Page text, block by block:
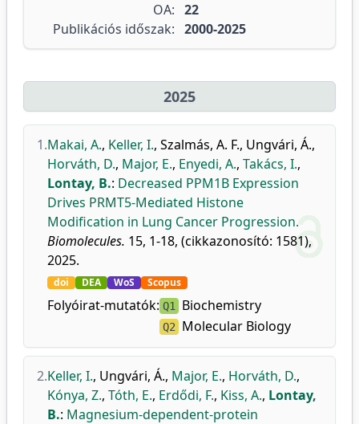
OA: 22
Publikációs időszak: 2000-2025
2025
1.Makai, A., Keller, I., Szalmás, A. F., Ungvári, Á.,
Horváth, D., Major, E., Enyedi, A., Takács, I.,
Lontay, B.: Decreased PPM1B Expression
Drives PRMT5-Mediated Histone
Modification in Lung Cancer Progression.
Biomolecules. 15, 1-18, (cikkazonosító: 1581),
2025.
doi DEA WoS Scopus
Folyóirat-mutatók: Q1 Biochemistry
Q2 Molecular Biology
2.Keller, I., Ungvári, Á., Major, E., Horváth, D.,
Kónya, Z., Tóth, E., Erdődi, F., Kiss, A., Lontay,
B.: Magnesium-dependent-protein